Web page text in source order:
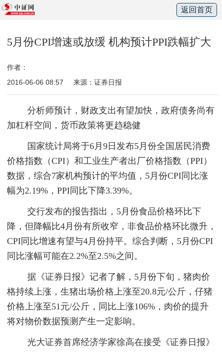
返回首页
5月份CPI增速或放缓 机构预计PPI跌幅扩大
作者：
2016-06-06 08:57
来源：证券日报
分析师预计，财政支出有望加快，政府债务尚有
加杠杆空间，货币政策将更趋稳健
国家统计局将于6月9日发布5月份全国居民消费
价格指数（CPI）和工业生产者出厂价格指数（PPI）
数据，综合7家机构预计的平均值，5月份CPI同比涨
幅为2.19%，PPI同比下降3.39%。
交行发布的报告指出，5月份食品价格环比下
降，但降幅比4月份有所收窄，非食品价格环比微升，
CPI同比增速有望与4月份持平。综合判断，5月份CPI
同比涨幅可能在2.2%至2.5%之间。
据《证券日报》记者了解，5月份下旬，猪肉价
格持续上涨，生猪出场价格上涨至20.8元/公斤，仔猪
价格上涨至51元/公斤，同比上涨106%，肉价的提升
将对物价数据预测产生一定影响。
光大证券首席经济学家徐高在接受《证券日报》